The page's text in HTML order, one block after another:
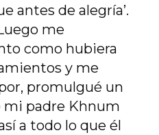
antes de alegría’.
me
como hubiera
y me
promulgué un
mi padre Khnum
a todo lo que él